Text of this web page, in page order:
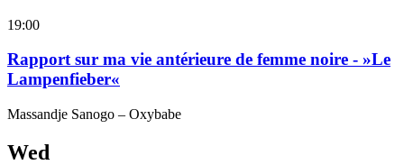
19:00
Rapport sur ma vie antérieure de femme noire - »Le
Lampenfieber«
Massandje Sanogo – Oxybabe
Wed